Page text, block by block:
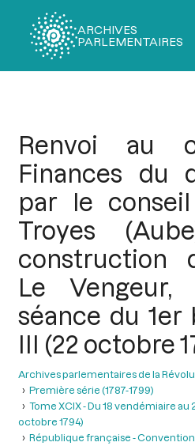
ARCHIVES
PARLEMENTAIRES
Renvoi au
Finances du
par le
Troyes
construction
Le
séance du 1er
III (22 octobre
Archives parlementaires de la
Première série (1787-1799)
Tome XCIX - Du 18 vendémiaire au
octobre 1794)
République française -